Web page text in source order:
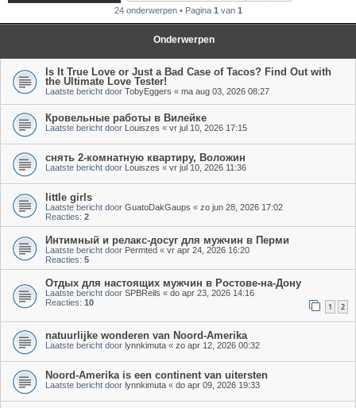
24 onderwerpen • Pagina 1 van 1
Onderwerpen
Is It True Love or Just a Bad Case of Tacos? Find Out with
the Ultimate Love Tester!
Laatste bericht door TobyEggers « ma aug 03, 2026 08:27
Кровельные работы в Вилейке
Laatste bericht door Louiszes « vr jul 10, 2026 17:15
снять 2-комнатную квартиру, Воложин
Laatste bericht door Louiszes « vr jul 10, 2026 11:36
little girls
Laatste bericht door GuatoDakGaups « zo jun 28, 2026 17:02
Reacties: 2
Интимный и релакс-досуг для мужчин в Перми
Laatste bericht door Permted « vr apr 24, 2026 16:20
Reacties: 5
Отдых для настоящих мужчин в Ростове-на-Дону
Laatste bericht door SPBReils « do apr 23, 2026 14:16
Reacties: 10 1 2
natuurlijke wonderen van Noord-Amerika
Laatste bericht door lynnkimuta « zo apr 12, 2026 00:32
Noord-Amerika is een continent van uitersten
Laatste bericht door lynnkimuta « do apr 09, 2026 19:33